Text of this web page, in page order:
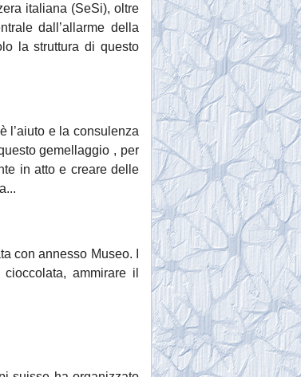
italiana (SeSi), oltre
dall’allarme della
la struttura di questo
l’aiuto e la consulenza
gemellaggio , per
in atto e creare delle
con annesso Museo. I
ammirare il